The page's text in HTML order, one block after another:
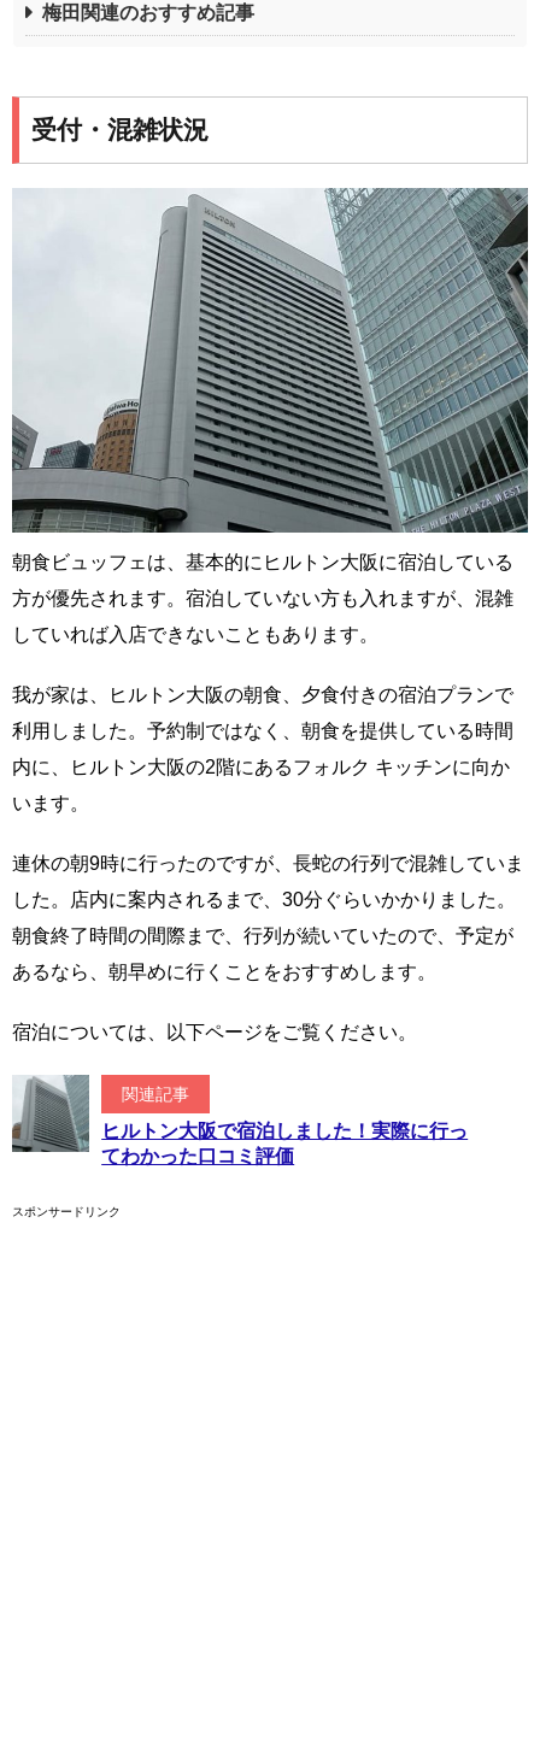
梅田関連のおすすめ記事
受付・混雑状況
朝食ビュッフェは、基本的にヒルトン大阪に宿泊している
方が優先されます。宿泊していない方も入れますが、混雑
していれば入店できないこともあります。
我が家は、ヒルトン大阪の朝食、夕食付きの宿泊プランで
利用しました。予約制ではなく、朝食を提供している時間
内に、ヒルトン大阪の2階にあるフォルク キッチンに向か
います。
連休の朝9時に行ったのですが、長蛇の行列で混雑していま
した。店内に案内されるまで、30分ぐらいかかりました。
朝食終了時間の間際まで、行列が続いていたので、予定が
あるなら、朝早めに行くことをおすすめします。
宿泊については、以下ページをご覧ください。
関連記事
ヒルトン大阪で宿泊しました！実際に行っ
てわかった口コミ評価
スポンサードリンク